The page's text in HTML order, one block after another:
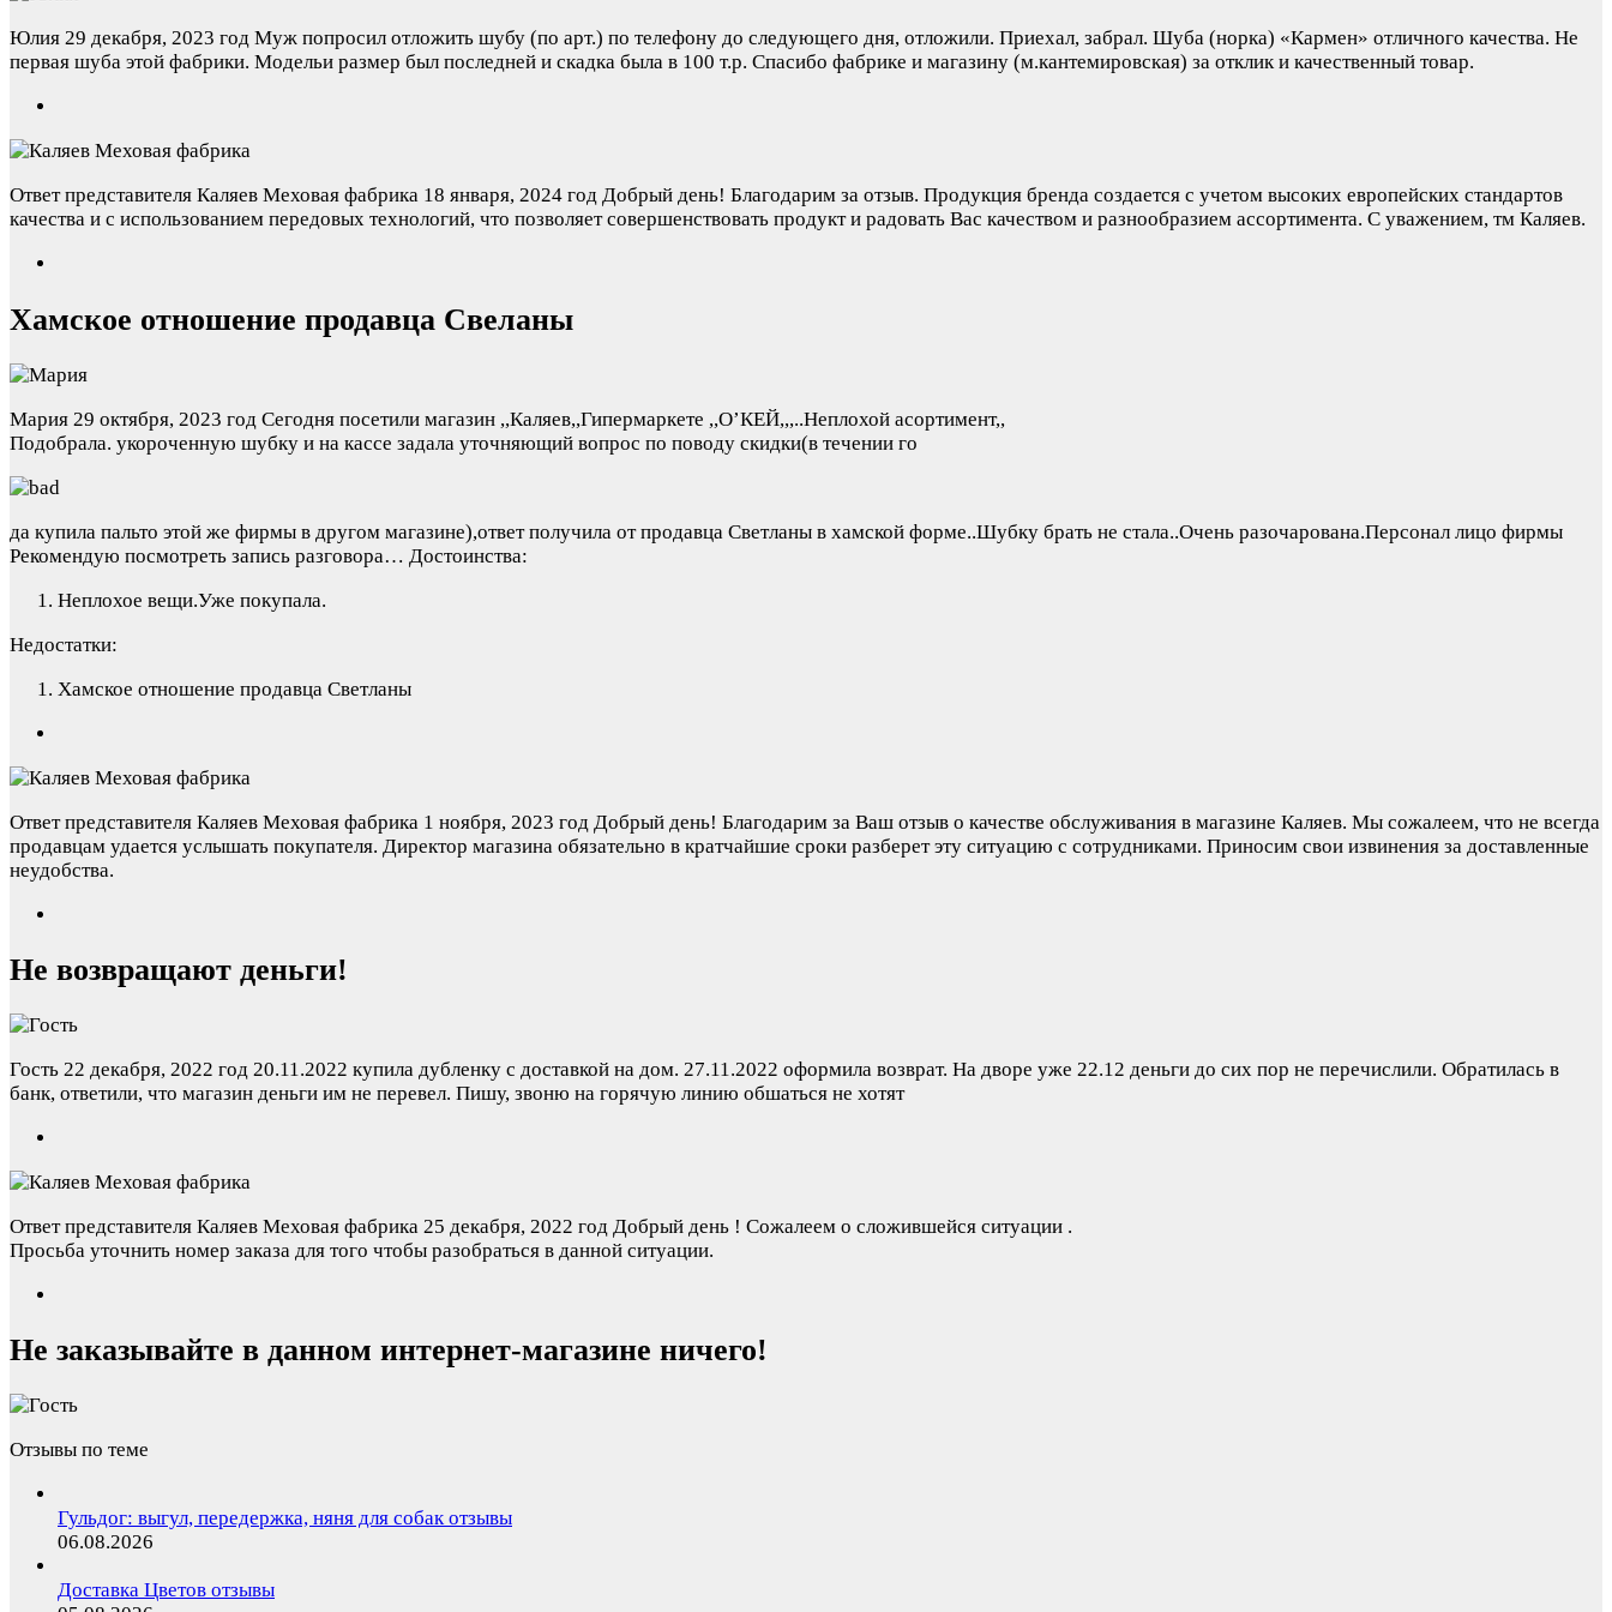
Юлия 29 декабря, 2023 год Муж попросил отложить шубу (по арт.) по телефону до следующего дня, отложили. Приехал, забрал. Шуба (норка) «Кармен» отличного качества. Не
первая шуба этой фабрики. Модельи размер был последней и скадка была в 100 т.р. Спасибо фабрике и магазину (м.кантемировская) за отклик и качественный товар.
Ответ представителя Каляев Меховая фабрика 18 января, 2024 год Добрый день! Благодарим за отзыв. Продукция бренда создается с учетом высоких европейских стандартов
качества и с использованием передовых технологий, что позволяет совершенствовать продукт и радовать Вас качеством и разнообразием ассортимента. С уважением, тм Каляев.
Хамское отношение продавца Свеланы
Мария 29 октября, 2023 год Сегодня посетили магазин ,,Каляев,,Гипермаркете ,,О’КЕЙ,,,..Неплохой асортимент,,
Подобрала. укороченную шубку и на кассе задала уточняющий вопрос по поводу скидки(в течении го
да купила пальто этой же фирмы в другом магазине),ответ получила от продавца Светланы в хамской форме..Шубку брать не стала..Очень разочарована.Персонал лицо фирмы
Рекомендую посмотреть запись разговора… Достоинства:
Неплохое вещи.Уже покупала.
Недостатки:
Хамское отношение продавца Светланы
Ответ представителя Каляев Меховая фабрика 1 ноября, 2023 год Добрый день! Благодарим за Ваш отзыв о качестве обслуживания в магазине Каляев. Мы сожалеем, что не всегда
продавцам удается услышать покупателя. Директор магазина обязательно в кратчайшие сроки разберет эту ситуацию с сотрудниками. Приносим свои извинения за доставленные
неудобства.
Не возвращают деньги!
Гость 22 декабря, 2022 год 20.11.2022 купила дубленку с доставкой на дом. 27.11.2022 оформила возврат. На дворе уже 22.12 деньги до сих пор не перечислили. Обратилась в
банк, ответили, что магазин деньги им не перевел. Пишу, звоню на горячую линию обшаться не хотят
Ответ представителя Каляев Меховая фабрика 25 декабря, 2022 год Добрый день ! Сожалеем о сложившейся ситуации .
Просьба уточнить номер заказа для того чтобы разобраться в данной ситуации.
Не заказывайте в данном интернет-магазине ничего!
Отзывы по теме
Гульдог: выгул, передержка, няня для собак отзывы
06.08.2026
Доставка Цветов отзывы